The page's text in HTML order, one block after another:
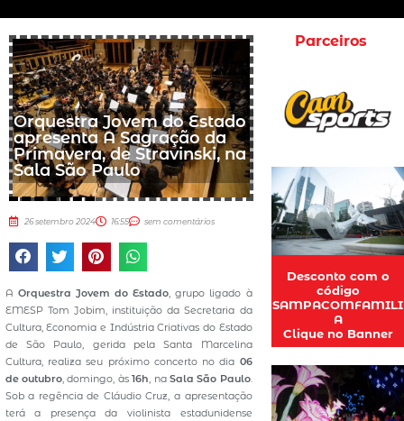
Orquestra Jovem do Estado
apresenta A Sagração da
Primavera, de Stravinski, na
Sala São Paulo
26 setembro 2024 16:55 sem comentários
A Orquestra Jovem do Estado, grupo ligado à
EMESP Tom Jobim, instituição da Secretaria da
Cultura, Economia e Indústria Criativas do Estado
de São Paulo, gerida pela Santa Marcelina
Cultura, realiza seu próximo concerto no dia 06
de outubro, domingo, às16h, na Sala São Paulo.
Sob a regência de Cláudio Cruz, a apresentação
terá a presença da violinista estadunidense
Parceiros
Desconto com o
código
SAMPACOMFAMILI
A
Clique no Banner